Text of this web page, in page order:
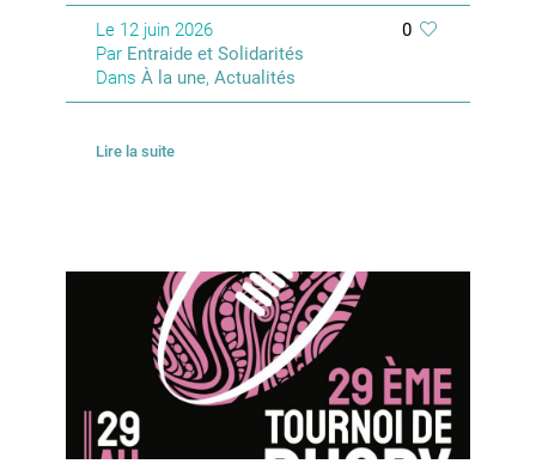
0
Le 12 juin 2026
Par Entraide et Solidarités
Dans À la une, Actualités
Lire la suite